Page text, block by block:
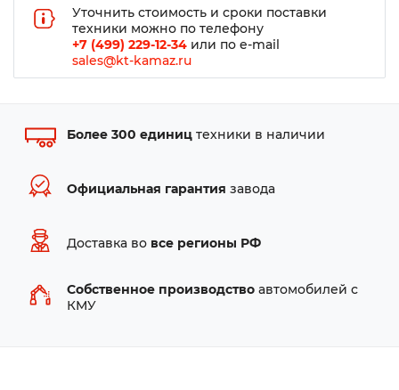
Уточнить стоимость и сроки поставки
техники можно по телефону
+7 (499) 229-12-34 или по e-mail
sales@kt-kamaz.ru
Более 300 единиц техники в наличии
Официальная гарантия завода
Доставка во все регионы РФ
Собственное производство автомобилей с
КМУ